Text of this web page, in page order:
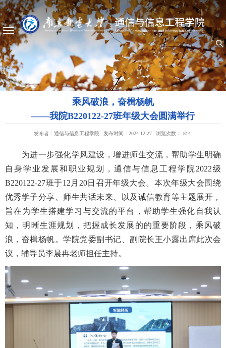
乘风破浪，奋楫杨帆
——我院B220122-27班年级大会圆满举行
发布者：通信与信息工程学院 发布时间：2024-12-27 浏览次数： 814
为进一步强化学风建设，增进师生交流，帮助学生明确
自身学业发展和职业规划，通信与信息工程学院2022级
B220122-27班于12月20日召开年级大会。本次年级大会围绕
优秀学子分享、师生共话未来、以及诚信教育等主题展开，
旨在为学生搭建学习与交流的平台，帮助学生强化自我认
知，明晰生涯规划，把握成长发展的的重要阶段，乘风破
浪，奋楫杨帆。学院党委副书记、副院长王小露出席此次会
议，辅导员李晨冉老师担任主持。